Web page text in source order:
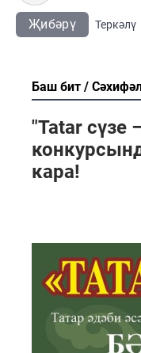
Җибәрү Теркәлү
Баш бит
"Tatar сүзе
кара!